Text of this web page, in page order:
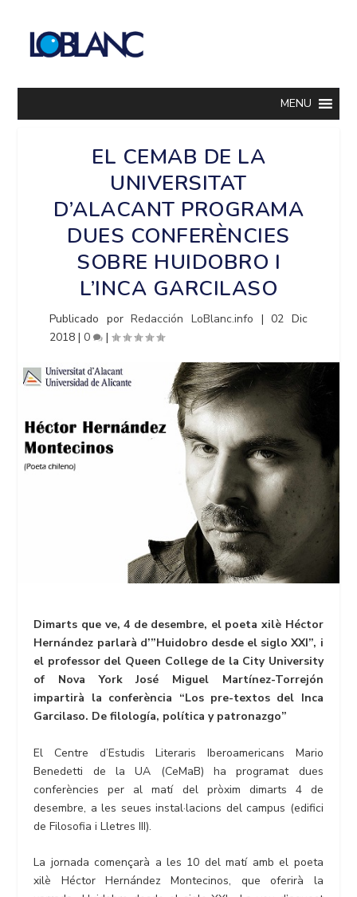
MENU
EL CEMAB DE LA
UNIVERSITAT
D’ALACANT PROGRAMA
DUES CONFERÈNCIES
SOBRE HUIDOBRO I
L’INCA GARCILASO
Publicado porRedacción LoBlanc.info |02 Dic
2018 |0 |
Dimarts que ve, 4 de desembre, el poeta xilè Héctor
Hernández parlarà d’”Huidobro desde el siglo XXI”, i
el professor del Queen College de la City University
of Nova York José Miguel Martínez-Torrejón
impartirà la conferència “Los pre-textos del Inca
Garcilaso. De filología, política y patronazgo”
El Centre d’Estudis Literaris Iberoamericans Mario
Benedetti de la UA (CeMaB) ha programat dues
conferències per al matí del pròxim dimarts 4 de
desembre, a les seues instal·lacions del campus (edifici
de Filosofia i Lletres III).
La jornada començarà a les 10 del matí amb el poeta
xilè Héctor Hernández Montecinos, que oferirà la